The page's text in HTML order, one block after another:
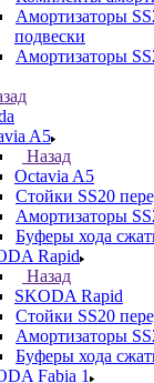
Амортизаторы
подвески
Амортизаторы
A5
Назад
Octavia A5
Стойки SS20
Амортизаторы
Буферы хода
Rapid
Назад
SKODA Rapid
Стойки SS20
Амортизаторы
Буферы хода
Fabia 1